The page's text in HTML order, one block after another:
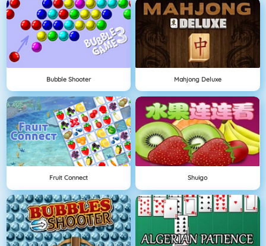
Bubble Shooter Mahjong Deluxe
Fruit Connect Shuigo